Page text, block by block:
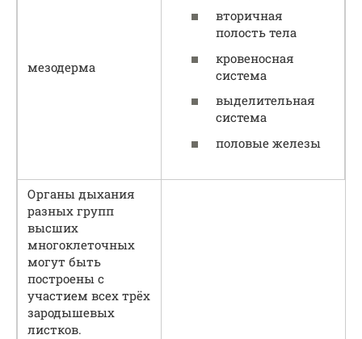
мезодерма
вторичная
полость тела
кровеносная
система
выделительная
система
половые железы
Органы дыхания
разных групп
высших
многоклеточных
могут быть
построены с
участием всех трёх
зародышевых
листков.